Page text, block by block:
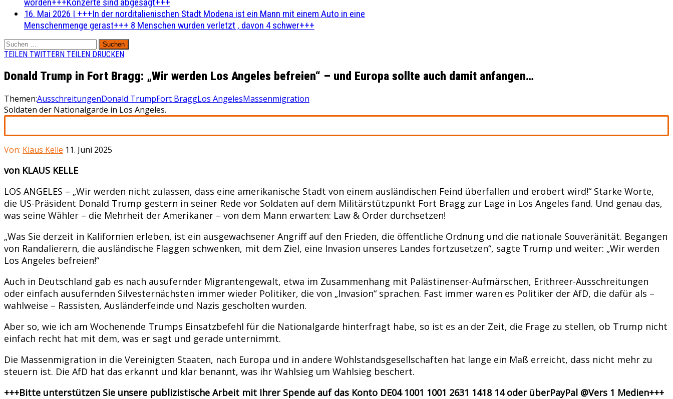
16. Mai 2026 | +++In der norditalienischen Stadt Modena ist ein Mann mit einem Auto in eine
Menschenmenge gerast+++ 8 Menschen wurden verletzt , davon 4 schwer+++
Suchen
nach:
TEILEN TWITTERN TEILEN DRUCKEN
Donald Trump in Fort Bragg: „Wir werden Los Angeles befreien“ – und Europa sollte auch damit anfangen…
Themen:AusschreitungenDonald TrumpFort BraggLos AngelesMassenmigration
Soldaten der Nationalgarde in Los Angeles.
Von: Klaus Kelle 11. Juni 2025
von KLAUS KELLE
LOS ANGELES – „Wir werden nicht zulassen, dass eine amerikanische Stadt von einem ausländischen Feind überfallen und erobert wird!“ Starke Worte,
die US-Präsident Donald Trump gestern in seiner Rede vor Soldaten auf dem Militärstützpunkt Fort Bragg zur Lage in Los Angeles fand. Und genau das,
was seine Wähler – die Mehrheit der Amerikaner – von dem Mann erwarten: Law & Order durchsetzen!
„Was Sie derzeit in Kalifornien erleben, ist ein ausgewachsener Angriff auf den Frieden, die öffentliche Ordnung und die nationale Souveränität. Begangen
von Randalierern, die ausländische Flaggen schwenken, mit dem Ziel, eine Invasion unseres Landes fortzusetzen“, sagte Trump und weiter: „Wir werden
Los Angeles befreien!“
Auch in Deutschland gab es nach ausufernder Migrantengewalt, etwa im Zusammenhang mit Palästinenser-Aufmärschen, Erithreer-Ausschreitungen
oder einfach ausufernden Silvesternächsten immer wieder Politiker, die von „Invasion“ sprachen. Fast immer waren es Politiker der AfD, die dafür als –
wahlweise – Rassisten, Ausländerfeinde und Nazis gescholten wurden.
Aber so, wie ich am Wochenende Trumps Einsatzbefehl für die Nationalgarde hinterfragt habe, so ist es an der Zeit, die Frage zu stellen, ob Trump nicht
einfach recht hat mit dem, was er sagt und gerade unternimmt.
Die Massenmigration in die Vereinigten Staaten, nach Europa und in andere Wohlstandsgesellschaften hat lange ein Maß erreicht, dass nicht mehr zu
steuern ist. Die AfD hat das erkannt und klar benannt, was ihr Wahlsieg um Wahlsieg beschert.
+++Bitte unterstützen Sie unsere publizistische Arbeit mit Ihrer Spende auf das Konto DE04 1001 1001 2631 1418 14 oder überPayPal @Vers 1 Medien+++